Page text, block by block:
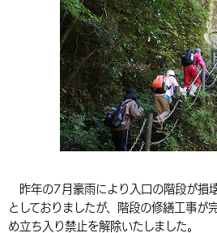
組織案内
買う・おみやげ 四季
移住・定住
地方創生・地域活性化 広報
行政・計画
昨年の7月豪雨により入口の階段が損
としておりましたが、階段の修繕工事が
め立ち入り禁止を解除いたしました。